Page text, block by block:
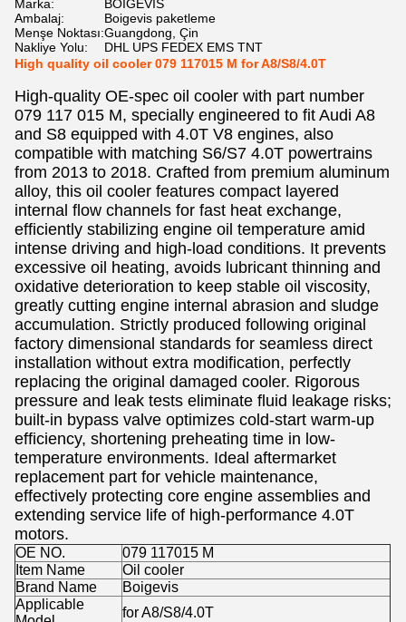
Marka:
BOİGEVİS
Ambalaj:
Boigevis paketleme
Menşe Noktası:Guangdong, Çin
Nakliye Yolu:
DHL UPS FEDEX EMS TNT
High quality oil cooler 079 117015 M for A8/S8/4.0T
High-quality OE-spec oil cooler with part number
079 117 015 M, specially engineered to fit Audi A8
and S8 equipped with 4.0T V8 engines, also
compatible with matching S6/S7 4.0T powertrains
from 2013 to 2018. Crafted from premium aluminum
alloy, this oil cooler features compact layered
internal flow channels for fast heat exchange,
efficiently stabilizing engine oil temperature amid
intense driving and high-load conditions. It prevents
excessive oil heating, avoids lubricant thinning and
oxidative deterioration to keep stable oil viscosity,
greatly cutting engine internal abrasion and sludge
accumulation. Strictly produced following original
factory dimensional standards for seamless direct
installation without extra modification, perfectly
replacing the original damaged cooler. Rigorous
pressure and leak tests eliminate fluid leakage risks;
built-in bypass valve optimizes cold-start warm-up
efficiency, shortening preheating time in low-
temperature environments. Ideal aftermarket
replacement part for vehicle maintenance,
effectively protecting core engine assemblies and
extending service life of high-performance 4.0T
motors.
OE NO.
079 117015 M
Item Name
Oil cooler
Brand Name
Boigevis
Applicable
for A8/S8/4.0T